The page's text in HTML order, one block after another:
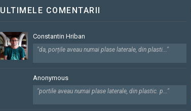
ULTIMELE COMENTARII
Constantin Hriban
"da, porțile aveau numai plase laterale, din plasti..."
Anonymous
"portile aveau numai plase laterale, din plastic. p..."